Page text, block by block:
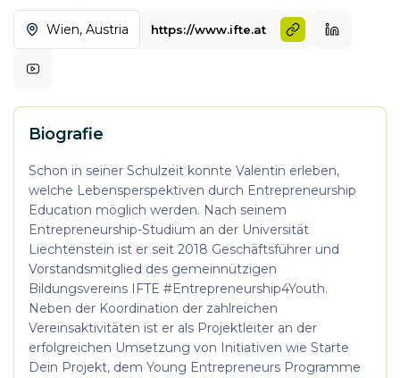
Wien, Austria https://www.ifte.at
Biografie
Schon in seiner Schulzeit konnte Valentin erleben,
welche Lebensperspektiven durch Entrepreneurship
Education möglich werden. Nach seinem
Entrepreneurship-Studium an der Universität
Liechtenstein ist er seit 2018 Geschäftsführer und
Vorstandsmitglied des gemeinnützigen
Bildungsvereins IFTE #Entrepreneurship4Youth.
Neben der Koordination der zahlreichen
Vereinsaktivitäten ist er als Projektleiter an der
erfolgreichen Umsetzung von Initiativen wie Starte
Dein Projekt, dem Young Entrepreneurs Programme